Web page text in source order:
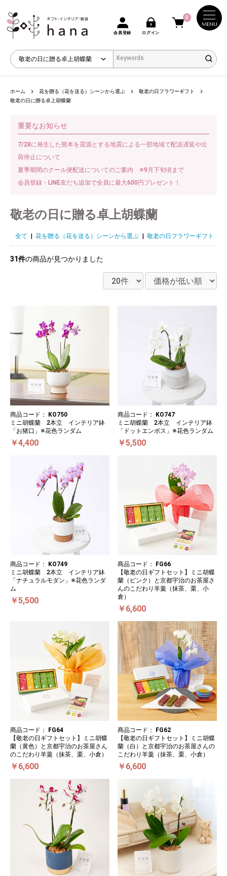
MENU
会員登録 ログイン
0
ホーム 花を贈る（花を送る）シーンから選ぶ
敬老の日フラワーギフト
敬老の日に贈る卓上胡蝶蘭
重要なお知らせ
7/28に発生した熊本を震源とする地震による一部地域で配送遅延や出
荷停止について
夏季期間のクール便配送についてのご案内 ※9月下旬頃まで
会員登録・LINE友だち追加で全員に最大600円プレゼント！
敬老の日に贈る卓上胡蝶蘭
全て 花を贈る（花を送る）シーンから選ぶ 敬老の日フラワーギフト
31件の商品が見つかりました
商品コード：
KO750
ミニ胡蝶蘭 2本立 インテリア鉢
「お猪口」※花色ランダム
￥4,400
商品コード：
KO747
ミニ胡蝶蘭 2本立 インテリア鉢
「ドットエンボス」※花色ランダム
￥5,500
商品コード：
KO749
ミニ胡蝶蘭 2本立 インテリア鉢
「ナチュラルモダン」※花色ランダ
ム
￥5,500
商品コード：
FG66
【敬老の日ギフトセット】ミニ胡蝶
蘭（ピンク）と京都宇治のお茶屋さ
んのこだわり羊羹（抹茶、栗、小
倉）
￥6,600
商品コード：
FG64
【敬老の日ギフトセット】ミニ胡蝶
蘭（黄色）と京都宇治のお茶屋さん
のこだわり羊羹（抹茶、栗、小倉）
￥6,600
商品コード：
FG62
【敬老の日ギフトセット】ミニ胡蝶
蘭（白）と京都宇治のお茶屋さんの
こだわり羊羹（抹茶、栗、小倉）
￥6,600